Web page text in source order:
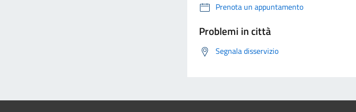
Prenota un appuntamento
Problemi in città
Segnala disservizio